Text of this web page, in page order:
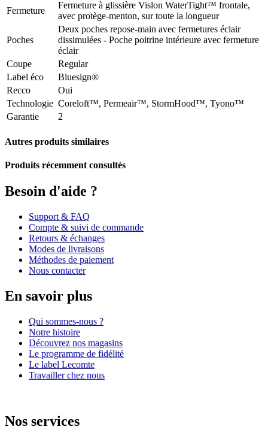
Fermeture
Fermeture à glissière Vislon WaterTight™ frontale,
avec protège-menton, sur toute la longueur
Poches
Deux poches repose-main avec fermetures éclair
dissimulées - Poche poitrine intérieure avec fermeture
éclair
Coupe
Regular
Label éco
Bluesign®
Recco
Oui
Technologie Coreloft™, Permeair™, StormHood™, Tyono™
Garantie
2
Autres produits similaires
Produits récemment consultés
Besoin d'aide ?
Support & FAQ
Compte & suivi de commande
Retours & échanges
Modes de livraisons
Méthodes de paiement
Nous contacter
En savoir plus
Qui sommes-nous ?
Notre histoire
Découvrez nos magasins
Le programme de fidélité
Le label Lecomte
Travailler chez nous
Nos services